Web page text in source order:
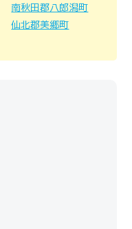
南秋田郡八郎潟町
仙北郡美郷町